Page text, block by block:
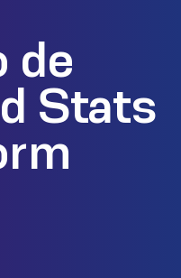
de
Stats